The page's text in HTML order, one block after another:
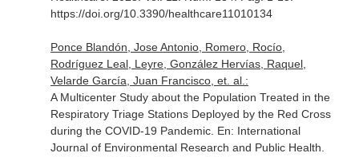
https://doi.org/10.3390/healthcare11010134
Ponce Blandón, Jose Antonio, Romero, Rocío,
Rodríguez Leal, Leyre, González Hervías, Raquel,
Velarde García, Juan Francisco, et. al.:
A Multicenter Study about the Population Treated in the
Respiratory Triage Stations Deployed by the Red Cross
during the COVID-19 Pandemic. En: International
Journal of Environmental Research and Public Health